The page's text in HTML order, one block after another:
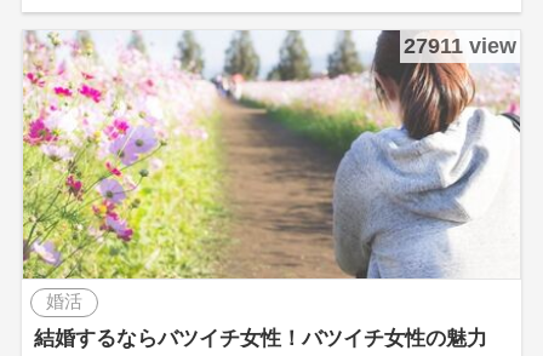
27911 view
婚活
結婚するならバツイチ女性！バツイチ女性の魅力